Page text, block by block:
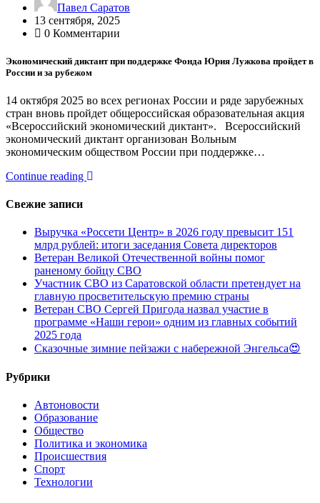
Павел Саратов
13 сентября, 2025
0 Комментарии
Экономический диктант при поддержке Фонда Юрия Лужкова пройдет в
России и за рубежом
14 октября 2025 во всех регионах России и ряде зарубежных
стран вновь пройдет общероссийская образовательная акция
«Всероссийский экономический диктант». Всероссийский
экономический диктант организован Вольным
экономическим обществом России при поддержке…
Continue reading
Свежие записи
Выручка «Россети Центр» в 2026 году превысит 151
млрд рублей: итоги заседания Совета директоров
Ветеран Великой Отечественной войны помог
раненому бойцу СВО
Участник СВО из Саратовской области претендует на
главную просветительскую премию страны
Ветеран СВО Сергей Пригода назвал участие в
программе «Наши герои» одним из главных событий
2025 года
Сказочные зимние пейзажи с набережной Энгельса😍
Рубрики
Автоновости
Образование
Общество
Политика и экономика
Происшествия
Спорт
Технологии